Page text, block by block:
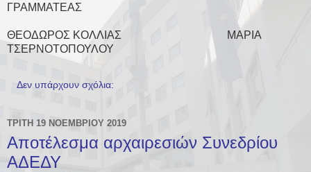
ΓΡΑΜΜΑΤΕΑΣ
ΘΕΟΔΩΡΟΣ ΚΟΛΛΙΑΣ ΜΑΡΙΑ
ΤΣΕΡΝΟΤΟΠΟΥΛΟΥ
Δεν υπάρχουν σχόλια:
ΤΡΊΤΗ 19 ΝΟΕΜΒΡΊΟΥ 2019
Αποτέλεσμα αρχαιρεσιών Συνεδρίου
ΑΔΕΔΥ